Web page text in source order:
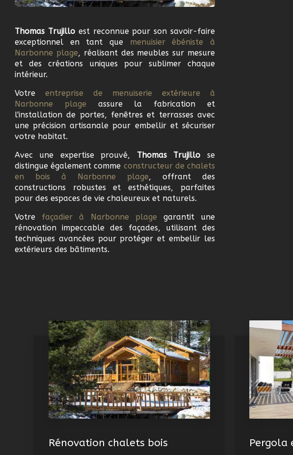
Thomas Trujilloest reconnue pour son savoir-faire
exceptionnel en tant que menuisier ébéniste à
Narbonne plage, réalisant des meubles sur mesure
et des créations uniques pour sublimer chaque
intérieur.
Votre entreprise de menuiserie extérieure à
Narbonne plage assure la fabrication et
l'installation de portes, fenêtres et terrasses avec
une précision artisanale pour embellir et sécuriser
votre habitat.
Avec une expertise prouvé, Thomas Trujillo se
distingue également comme constructeur de chalets
en bois à Narbonne plage, offrant des
constructions robustes et esthétiques, parfaites
pour des espaces de vie chaleureux et naturels.
Votre façadier à Narbonne plage garantit une
rénovation impeccable des façades, utilisant des
techniques avancées pour protéger et embellir les
extérieurs des bâtiments.
Rénovation chalets bois Pergola